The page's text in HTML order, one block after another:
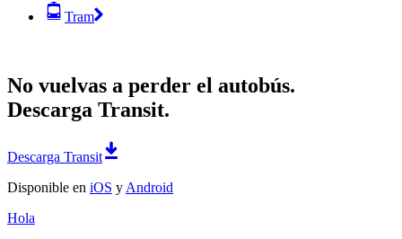
Tram
No vuelvas a perder el autobús.
Descarga Transit.
Descarga Transit
Disponible en iOS y Android
Hola